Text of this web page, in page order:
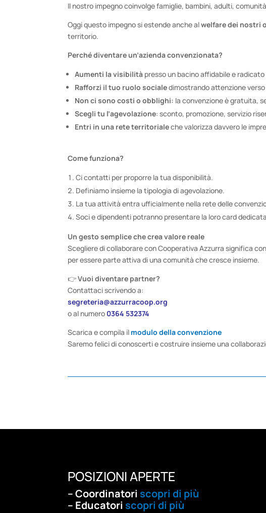
Il nostro impegno coinvolge famiglie, bambini, adulti,
Oggi questo impegno si estende anche alwelfare dei nostri
territorio.
Perché diventare un’azienda convenzionata?
Aumenti la visibilità presso un bacino affidabile e
Rafforzi il tuo ruolo socialedimostrando attenzione
Non ci sono costi o obblighi: la convenzione è gratuita,
Scegli tu l’agevolazione: sconto, promozione, servizio
Entri in una rete territorialeche valorizza davvero le
Come funziona?
Ci contatti per proporre la tua disponibilità.
Definiamo insieme la tipologia di agevolazione.
La tua attività entra ufficialmente nella rete delle
Soci e dipendenti potranno presentare la loro card
Un gesto semplice che crea valore reale
Scegliere di collaborare con Cooperativa Azzurra significa
per essere parte attiva di una comunità che cresce insieme.
👉Vuoi diventare partner?
Contattaci scrivendo a:
segreteria@azzurracoop.org
o al numero 0364 532374
Scarica e compila il modulo della convenzione
Saremo felici di conoscerti e costruire insieme una
POSIZIONI APERTE
– Coordinatori scopri di più
– Educatori scopri di più